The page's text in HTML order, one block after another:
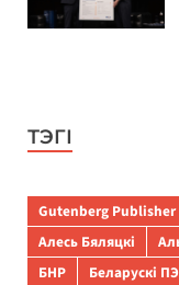
ТЭГІ
Gutenberg Publisher
Алесь Бяляцкі
БНР
Беларускі